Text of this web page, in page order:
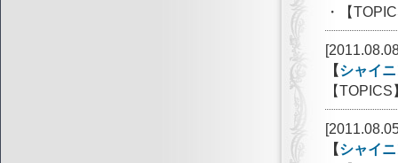
・【
【シャイ
【
【シャイ